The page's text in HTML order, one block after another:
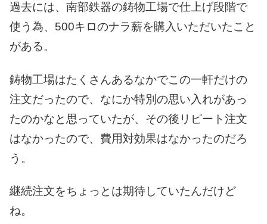
過去には、南部鉄器の鋳物工場で仕上げ段階で
使う為、500キロのナラ薪を購入いただいたこと
がある。
鋳物工場はたくさんあるなかでこの一軒だけの
注文だったので、なにか特別の思い入れがあっ
たのかなと思っていたが、その後リピート注文
はなかったので、費用対効果はなかったのだろ
う。
継続注文をちょっとは期待していたんだけど
ね。